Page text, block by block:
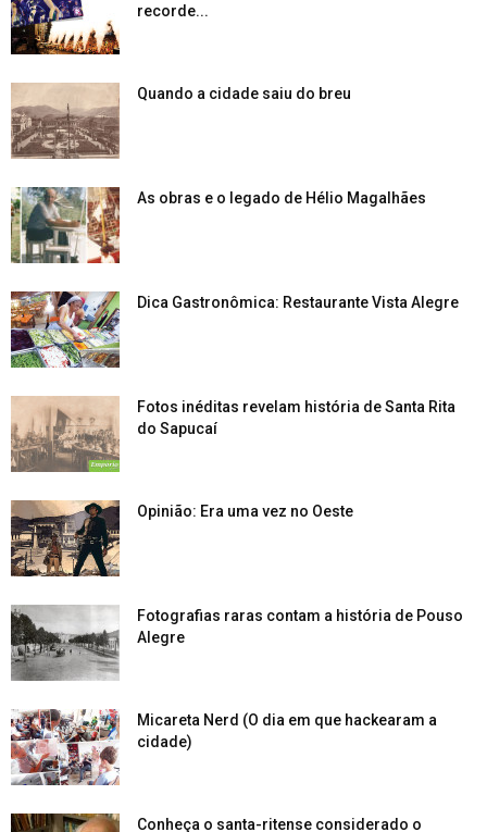
recorde...
Quando a cidade saiu do breu
As obras e o legado de Hélio Magalhães
Dica Gastronômica: Restaurante Vista Alegre
Fotos inéditas revelam história de Santa Rita
do Sapucaí
Opinião: Era uma vez no Oeste
Fotografias raras contam a história de Pouso
Alegre
Micareta Nerd (O dia em que hackearam a
cidade)
Conheça o santa-ritense considerado o